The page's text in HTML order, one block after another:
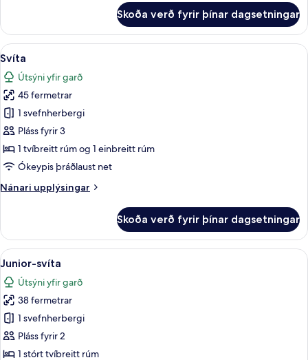
herbergi
með
tvíbreiðu
Skoða verð fyrir þínar dagsetningar
Skoða
allar
myndir
fyrir
Svíta
Svíta | Rúmföt af bestu gerð,
7
Svíta
Útsýni yfir garð
45 fermetrar
1 svefnherbergi
Pláss fyrir 3
1 tvíbreitt rúm og 1 einbreitt rúm
Ókeypis þráðlaust net
Nánari upplýsingar
Nánari
Skoða verð fyrir þínar dagsetningar
Skoða
allar
myndir
fyrir
Junior-
svíta
Junior-svíta | Rúmföt af bestu gerð,
10
Junior-svíta
Útsýni yfir garð
38 fermetrar
1 svefnherbergi
Pláss fyrir 2
1 stórt tvíbreitt rúm